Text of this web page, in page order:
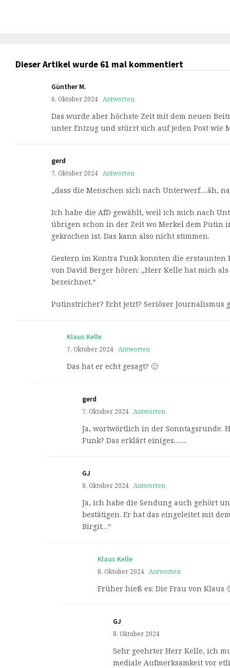
Dieser Artikel wurde 61 mal kommentiert
Günther M.
6. Oktober 2024 Antworten
Das wurde aber höchste Zeit mit dem neuen
unter Entzug und stürzt sich auf jeden Post wie
gerd
7. Oktober 2024 Antworten
„dass die Menschen sich nach Unterwerf….äh,
Ich habe die AfD gewählt, weil ich mich nach
übrigen schon in der Zeit wo Merkel dem Putin
gekrochen ist. Das kann also nicht stimmen.
Gestern im Kontra Funk konnten die erstaunten
von David Berger hören: „Herr Kelle hat mich
bezeichnet.“
Putinstricher? Echt jetzt? Seriöser Journalismus
Klaus Kelle
7. Oktober 2024 Antworten
Das hat er echt gesagt? 🙂
gerd
7. Oktober 2024 Antworten
Ja, wortwörtlich in der Sonntagsrunde.
Funk? Das erklärt einiges…….
GJ
8. Oktober 2024 Antworten
Ja, ich habe die Sendung auch gehört
bestätigen. Er hat das eingeleitet mit
Birgit…“
Klaus Kelle
8. Oktober 2024 Antworten
Früher hieß es: Die Frau von Klaus
GJ
8. Oktober 2024
Sehr geehrter Herr Kelle, ich
mediale Aufmerksamkeit vor